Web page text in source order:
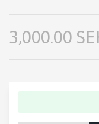
3,000.00